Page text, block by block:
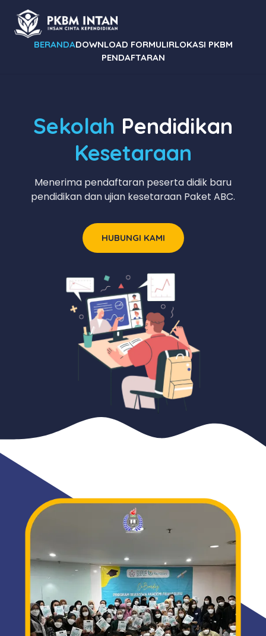
BERANDADOWNLOAD FORMULIRLOKASI PKBM
PENDAFTARAN
Sekolah Pendidikan
Kesetaraan
Menerima pendaftaran peserta didik baru
pendidikan dan ujian kesetaraan Paket ABC.
HUBUNGI KAMI